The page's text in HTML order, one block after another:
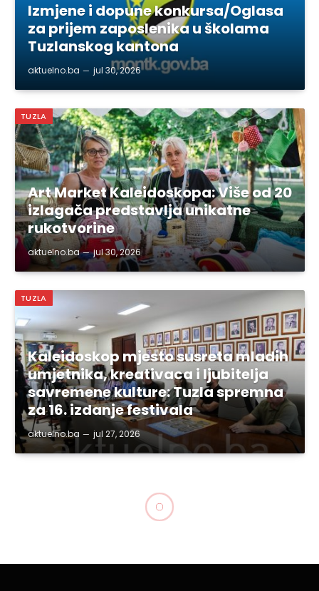
Izmjene i dopune konkursa/Oglasa
za prijem zaposlenika u školama
Tuzlanskog kantona
aktuelno.ba jul 30, 2026
TUZLA
Art Market Kaleidoskopa: Više od 20
izlagača predstavlja unikatne
rukotvorine
aktuelno.ba jul 30, 2026
TUZLA
Kaleidoskop mjesto susreta mladih
umjetnika, kreativaca i ljubitelja
savremene kulture: Tuzla spremna
za 16. izdanje festivala
aktuelno.ba jul 27, 2026
Znate li ko je najmoćnija